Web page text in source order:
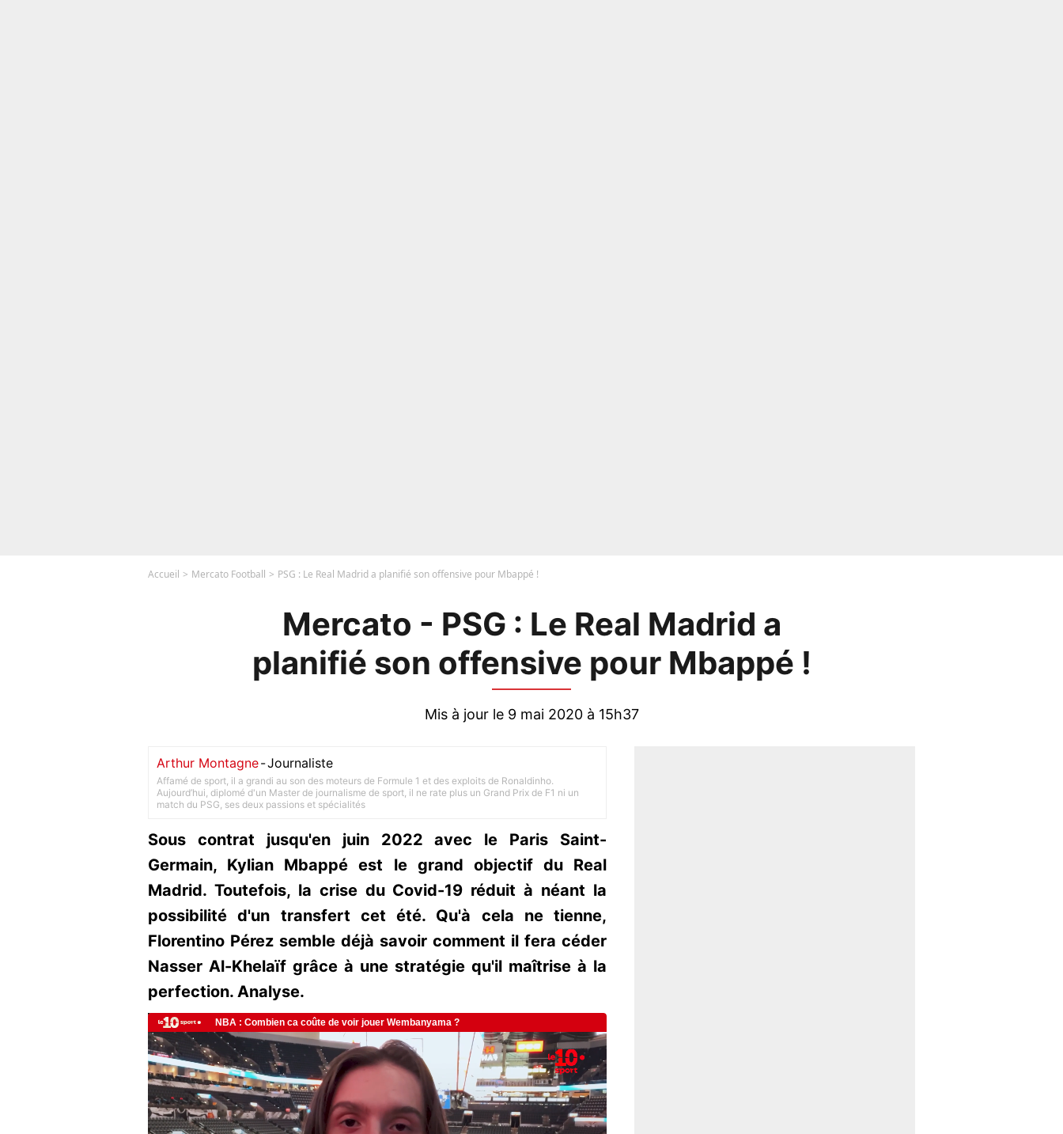
Accueil Mercato Football PSG : Le Real Madrid a planifié son offensive pour Mbappé !
Mercato - PSG : Le Real Madrid a
planifié son offensive pour Mbappé !
Mis à jour le 9 mai 2020 à 15h37
Arthur Montagne-Journaliste
Affamé de sport, il a grandi au son des moteurs de Formule 1 et des exploits de Ronaldinho.
Aujourd’hui, diplomé d'un Master de journalisme de sport, il ne rate plus un Grand Prix de F1 ni un
match du PSG, ses deux passions et spécialités
Sous contrat jusqu'en juin 2022 avec le Paris Saint-
Germain, Kylian Mbappé est le grand objectif du Real
Madrid. Toutefois, la crise du Covid-19 réduit à néant la
possibilité d'un transfert cet été. Qu'à cela ne tienne,
Florentino Pérez semble déjà savoir comment il fera céder
Nasser Al-Khelaïf grâce à une stratégie qu'il maîtrise à la
perfection. Analyse.